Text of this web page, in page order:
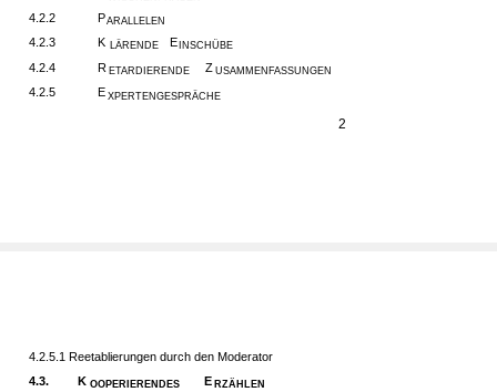
2
4.2.2 PARALLELEN
4.2.3 K LÄRENDE E INSCHÜBE
4.2.4 R ETARDIERENDE Z USAMMENFASSUNGEN
4.2.5 E XPERTENGESPRÄCHE
4.2.5.1 Reetablierungen durch den Moderator
4.3.
K OOPERIERENDES E RZÄHLEN